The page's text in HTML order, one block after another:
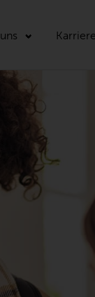
Karriere